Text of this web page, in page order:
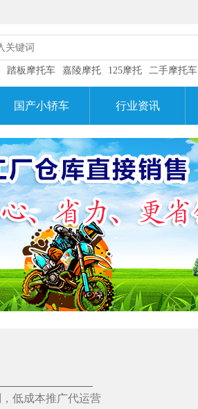
踏板摩托车 嘉陵摩托 125摩托 二手摩托车
国产小轿车 行业资讯
低成本推广代运营